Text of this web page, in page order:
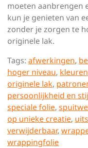
moeten aanbrengen
kun je genieten van
zonder je zorgen te
originele lak.
Tags: afwerkingen,
hoger niveau, kleuren
originele lak,
persoonlijkheid en
speciale folie,
op unieke creatie,
verwijderbaar,
wrappingfolie